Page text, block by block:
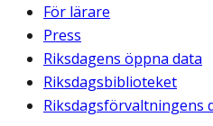
För lärare
Press
Riksdagens öppna data
Riksdagsbiblioteket
Riksdagsförvaltningens